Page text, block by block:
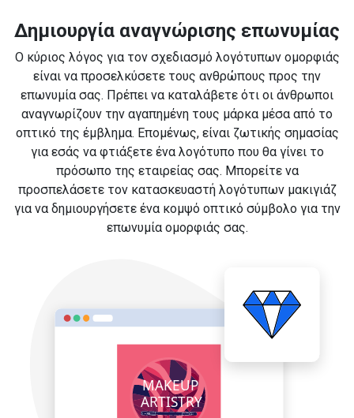
Δημιουργία αναγνώρισης επωνυμίας
Ο κύριος λόγος για τον σχεδιασμό λογότυπων ομορφιάς
είναι να προσελκύσετε τους ανθρώπους προς την
επωνυμία σας. Πρέπει να καταλάβετε ότι οι άνθρωποι
αναγνωρίζουν την αγαπημένη τους μάρκα μέσα από το
οπτικό της έμβλημα. Επομένως, είναι ζωτικής σημασίας
για εσάς να φτιάξετε ένα λογότυπο που θα γίνει το
πρόσωπο της εταιρείας σας. Μπορείτε να
προσπελάσετε τον κατασκευαστή λογότυπων μακιγιάζ
για να δημιουργήσετε ένα κομψό οπτικό σύμβολο για την
επωνυμία ομορφιάς σας.